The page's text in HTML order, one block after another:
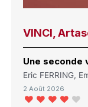
VINCI,
Une seconde
Eric FERRING,
2 Août 2026